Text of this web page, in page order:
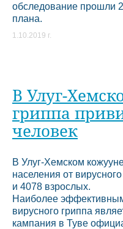
обследование прошли
плана.
1.10.2019 г.
В Улуг-
гриппа
человек
В Улуг-Хемском
населения от
и 4078 взрослых.
Наиболее
вирусного гриппа
кампания в Туве